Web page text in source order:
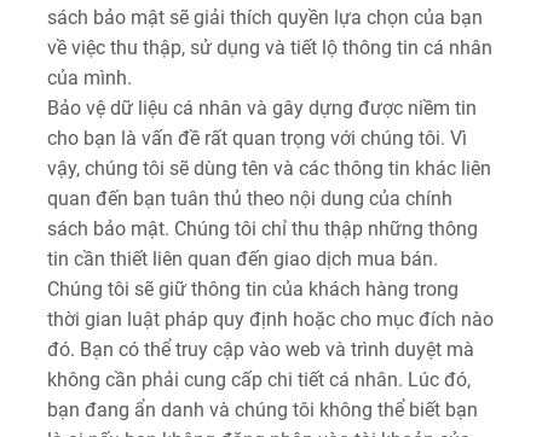
sách bảo mật sẽ giải thích quyền lựa chọn của bạn
về việc thu thập, sử dụng và tiết lộ thông tin cá nhân
của mình.
Bảo vệ dữ liệu cá nhân và gây dựng được niềm tin
cho bạn là vấn đề rất quan trọng với chúng tôi. Vì
vậy, chúng tôi sẽ dùng tên và các thông tin khác liên
quan đến bạn tuân thủ theo nội dung của chính
sách bảo mật. Chúng tôi chỉ thu thập những thông
tin cần thiết liên quan đến giao dịch mua bán.
Chúng tôi sẽ giữ thông tin của khách hàng trong
thời gian luật pháp quy định hoặc cho mục đích nào
đó. Bạn có thể truy cập vào web và trình duyệt mà
không cần phải cung cấp chi tiết cá nhân. Lúc đó,
bạn đang ẩn danh và chúng tôi không thể biết bạn